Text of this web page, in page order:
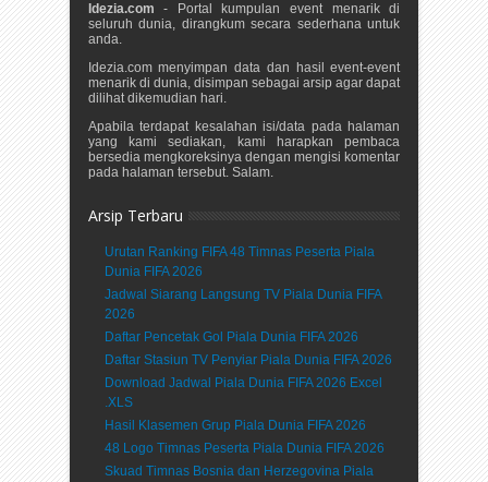
Idezia.com - Portal kumpulan event menarik di
seluruh dunia, dirangkum secara sederhana untuk
anda.
Idezia.com menyimpan data dan hasil event-event
menarik di dunia, disimpan sebagai arsip agar dapat
dilihat dikemudian hari.
Apabila terdapat kesalahan isi/data pada halaman
yang kami sediakan, kami harapkan pembaca
bersedia mengkoreksinya dengan mengisi komentar
pada halaman tersebut. Salam.
Arsip Terbaru
Urutan Ranking FIFA 48 Timnas Peserta Piala
Dunia FIFA 2026
Jadwal Siarang Langsung TV Piala Dunia FIFA
2026
Daftar Pencetak Gol Piala Dunia FIFA 2026
Daftar Stasiun TV Penyiar Piala Dunia FIFA 2026
Download Jadwal Piala Dunia FIFA 2026 Excel
.XLS
Hasil Klasemen Grup Piala Dunia FIFA 2026
48 Logo Timnas Peserta Piala Dunia FIFA 2026
Skuad Timnas Bosnia dan Herzegovina Piala